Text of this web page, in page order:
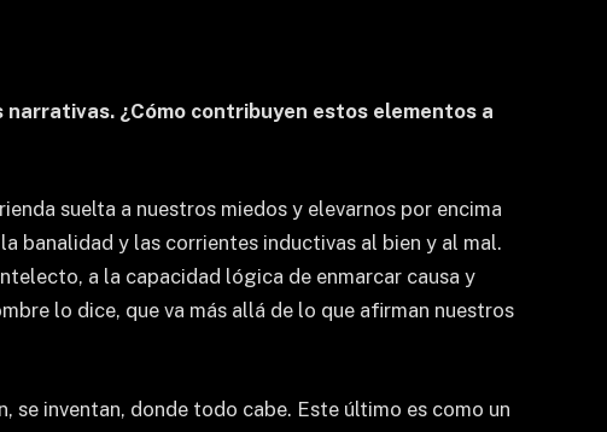
¿Cómo contribuyen estos elementos a
suelta a nuestros miedos y elevarnos por encima
banalidad y las corrientes inductivas al bien y al mal.
a la capacidad lógica de enmarcar causa y
lo dice, que va más allá de lo que afirman nuestros
inventan, donde todo cabe. Este último es como un